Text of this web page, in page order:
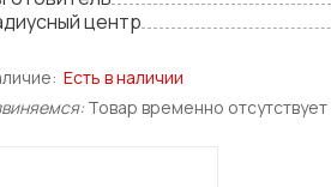
центр
Есть в наличии
Товар временно